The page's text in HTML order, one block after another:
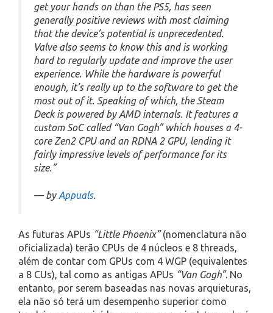
get your hands on than the PS5, has seen
generally positive reviews with most claiming
that the device’s potential is unprecedented.
Valve also seems to know this and is working
hard to regularly update and improve the user
experience. While the hardware is powerful
enough, it’s really up to the software to get the
most out of it. Speaking of which, the Steam
Deck is powered by AMD internals. It features a
custom SoC called “Van Gogh” which houses a 4-
core Zen2 CPU and an RDNA 2 GPU, lending it
fairly impressive levels of performance for its
size.”
— by Appuals.
As futuras APUs “Little Phoenix”(nomenclatura não
oficializada) terão CPUs de 4 núcleos e 8 threads,
além de contar com GPUs com 4 WGP (equivalentes
a 8 CUs), tal como as antigas APUs “Van Gogh”. No
entanto, por serem baseadas nas novas arquieturas,
ela não só terá um desempenho superior como